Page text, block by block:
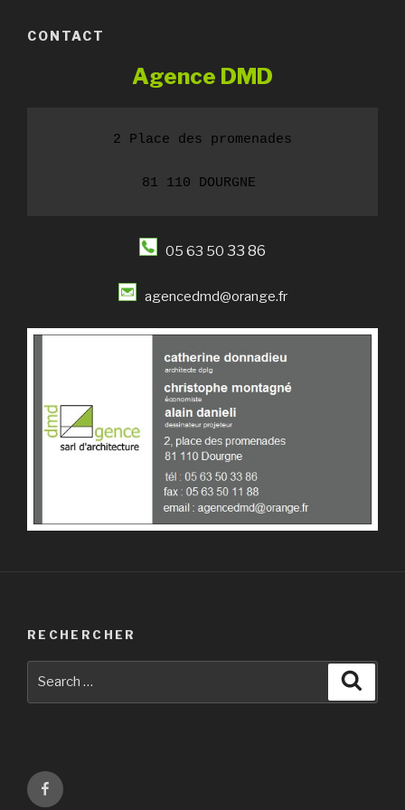
CONTACT
Agence DMD
2 Place des promenades
81 110 DOURGNE
05 63 50 33 86
agencedmd@orange.fr
RECHERCHER
Facebook